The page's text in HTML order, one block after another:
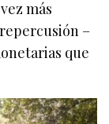
más
–
que